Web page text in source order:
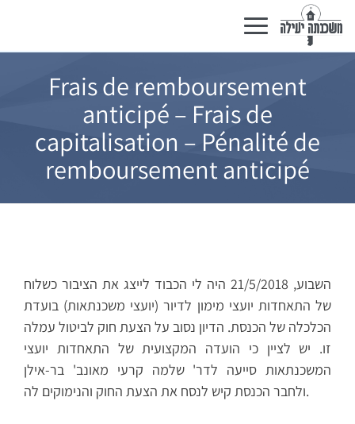
Basculer
la
navigation
Frais de remboursement
anticipé – Frais de
capitalisation – Pénalité de
remboursement anticipé
השבוע, 21/5/2018 היה לי הכבוד לייצג את הציבור כשלוח
של התאחדות יועצי מימון לדיור (יועצי משכנתאות) בועדת
הכלכלה של הכנסת. הדיון נסוב על הצעת חוק לביטול עמלה
זו. יש לציין כי הועדה המקצועית של התאחדות יועצי
המשכנתאות סייעה לדר' שלמה קרעי מאונב' בר-אילן
ולחבר הכנסת קיש לנסח את הצעת החוק והנימוקים לה.